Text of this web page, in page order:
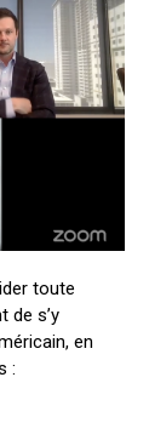
toute
de s’y
en
: